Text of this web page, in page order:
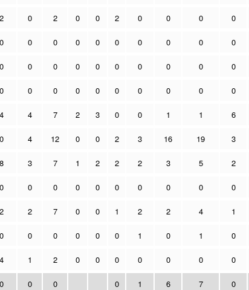
2 0 2 0 0 2 0 0 0 0
0 0 0 0 0 0 0 0 0 0
0 0 0 0 0 0 0 0 0 0
0 0 0 0 0 0 0 0 0 0
4 4 7 2 3 0 0 1 1 6
0 4 12 0 0 2 3 16 19 3
8 3 7 1 2 2 2 3 5 2
0 0 0 0 0 0 0 0 0 0
2 2 7 0 0 1 2 2 4 1
0 0 0 0 0 0 1 0 1 0
4 1 2 0 0 0 0 0 0 0
0 0 0 0 1 6 7 0